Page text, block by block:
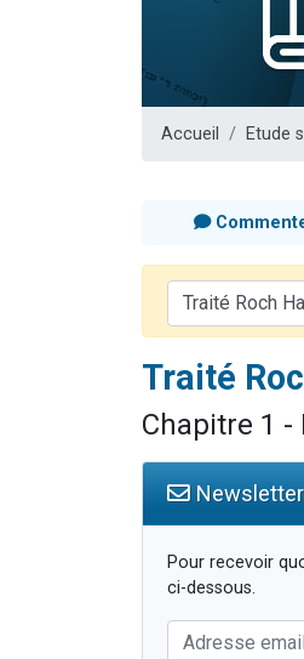
Accueil Etude
Traité
Chapitre 1 -
Pour recevoir
ci-dessous.